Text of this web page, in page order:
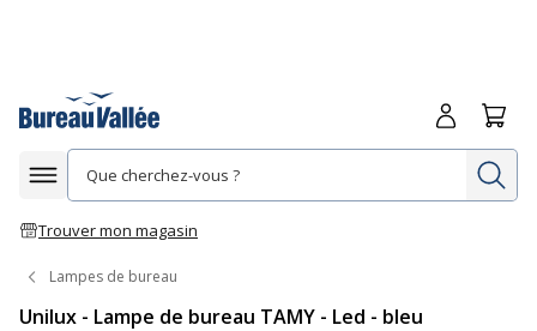
Afficher la navigation
Trouver mon magasin
Me
Lampes de bureau
Unilux - Lampe de bureau TAMY - Led - bleu